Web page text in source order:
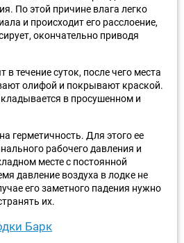
По этой причине влага легко
и происходит его расслоение,
окончательно приводя
течение суток, после чего места
олифой и покрывают краской.
в просушенном и
герметичность. Для этого ее
рабочего давления и
месте с постоянной
давление воздуха в лодке не
его заметного падения нужно
их.
Барк